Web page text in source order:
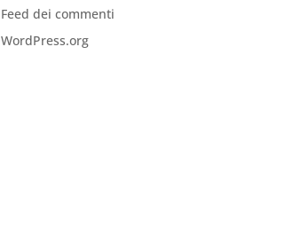
Feed dei commenti
WordPress.org